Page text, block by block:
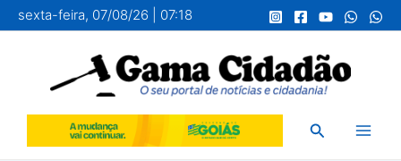
para
conteúdo
sexta-feira, 07/08/26 | 07:18
Pesquisar